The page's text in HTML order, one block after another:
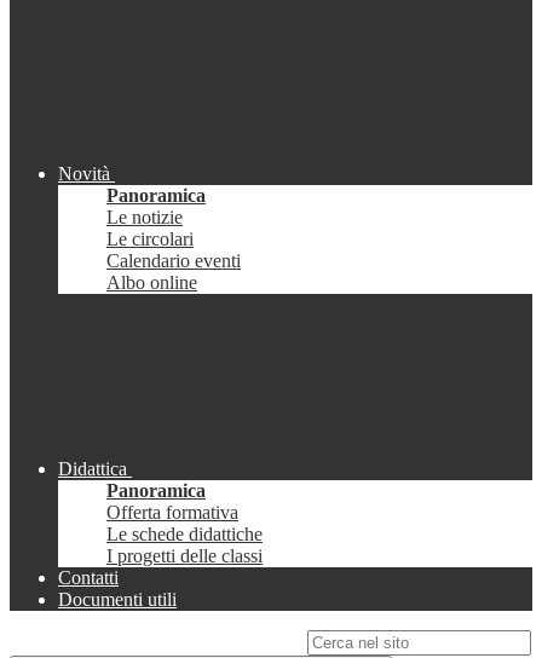
Novità
Panoramica
Le notizie
Le circolari
Calendario eventi
Albo online
Didattica
Panoramica
Offerta formativa
Le schede didattiche
I progetti delle classi
Contatti
Documenti utili